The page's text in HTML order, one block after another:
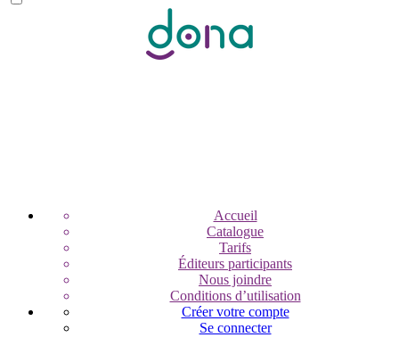
Accueil
Catalogue
Tarifs
Éditeurs participants
Nous joindre
Conditions d’utilisation
Créer votre compte
Se connecter